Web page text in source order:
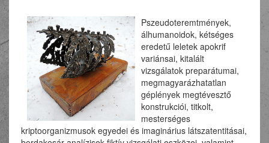
Pszeudoteremtmények,
álhumanoidok, kétséges
eredetű leletek apokrif
variánsai, kitalált
vizsgálatok preparátumai,
megmagyarázhatatlan
géplények megtévesztő
konstrukciói, titkolt,
mesterséges
kriptoorganizmusok egyedei és imaginárius látszatentitásai,